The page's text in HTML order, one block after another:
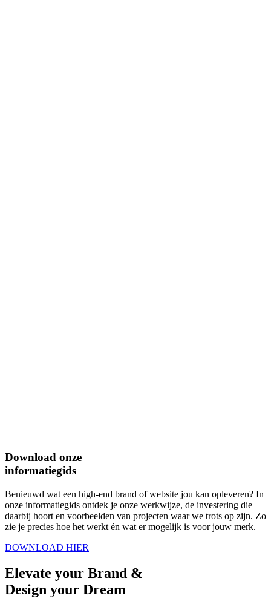
Download onze
informatiegids
Benieuwd wat een high-end brand of website jou kan opleveren? In
onze informatiegids ontdek je onze werkwijze, de investering die
daarbij hoort en voorbeelden van projecten waar we trots op zijn. Zo
zie je precies hoe het werkt én wat er mogelijk is voor jouw merk.
DOWNLOAD HIER
Elevate your Brand &
Design your Dream